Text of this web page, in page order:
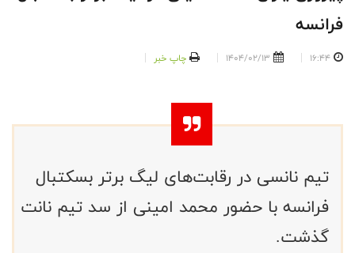
فرانسه
16:44
1404/02/13 چاپ خبر
تیم نانسی در رقابت‌های لیگ برتر بسکتبال
فرانسه با حضور محمد امینی از سد تیم نانت
گذشت.